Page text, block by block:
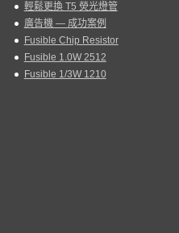
輕鬆更換 T5 熒光燈管
廣告機 — 成功案例
Fusible Chip Resistor
Fusible 1.0W 2512
Fusible 1/3W 1210